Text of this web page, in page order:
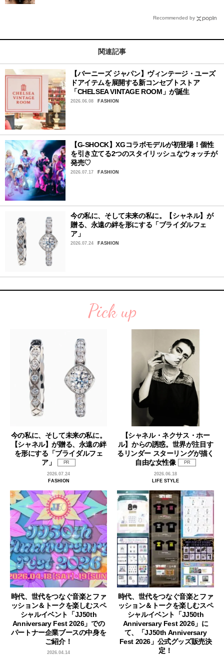
Recommended by
関連記事
【バーニーズ ジャパン】ヴィンテージ・ユーズ
ドアイテムを展開する新コンセプトストア
「CHELSEA VINTAGE ROOM」が誕生
2026.06.08 FASHION
【G-SHOCK】XGコラボモデルが初登場！個性
を引き立てる2つのスタイリッシュなウォッチが
発売♡
2026.07.17 FASHION
今の私に、そして未来の私に。【シャネル】が
贈る、永遠の絆を形にする「ブライダルフェ
ア」
2026.07.24 FASHION
Pick up
今の私に、そして未来の私に。
【シャネル】が贈る、永遠の絆
を形にする「ブライダルフェ
ア」
PR
2026.07.24
FASHION
【シャネル・ネクサス・ホー
ル】からの誘惑。世界が注目す
るリンダー スターリングが描く
自由な女性像
PR
2026.06.18
LIFE STYLE
時代、世代をつなぐ音楽とファ
ッション＆トークを楽しむスペ
シャルイベント「JJ50th
Anniversary Fest 2026」での
パートナー企業ブースの中身を
ご紹介！
2026.04.14
時代、世代をつなぐ音楽とファ
ッション＆トークを楽しむスペ
シャルイベント「JJ50th
Anniversary Fest 2026」に
て、「JJ50th Anniversary
Fest 2026」公式グッズ販売決
定！